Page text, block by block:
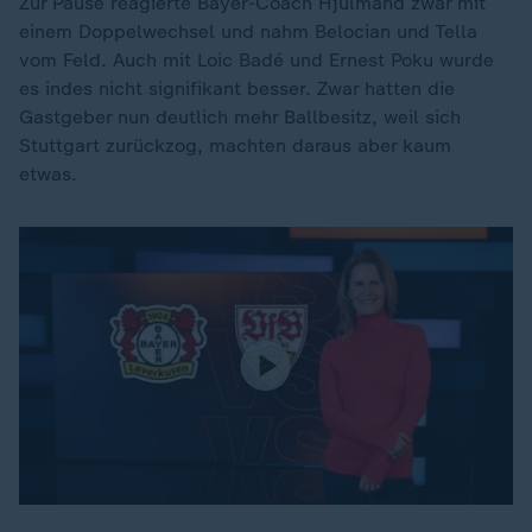
einem Doppelwechsel und nahm Belocian und Tella
vom Feld. Auch mit Loic Badé und Ernest Poku wurde
es indes nicht signifikant besser. Zwar hatten die
Gastgeber nun deutlich mehr Ballbesitz, weil sich
Stuttgart zurückzog, machten daraus aber kaum
etwas.